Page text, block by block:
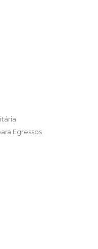
Egressos